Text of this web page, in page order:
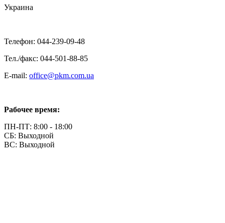
Украина
Телефон: 044-239-09-48
Тел./факс: 044-501-88-85
E-mail: office@pkm.com.ua
Рабочее время:
ПН-ПТ: 8:00 - 18:00
СБ: Выходной
ВС: Выходной